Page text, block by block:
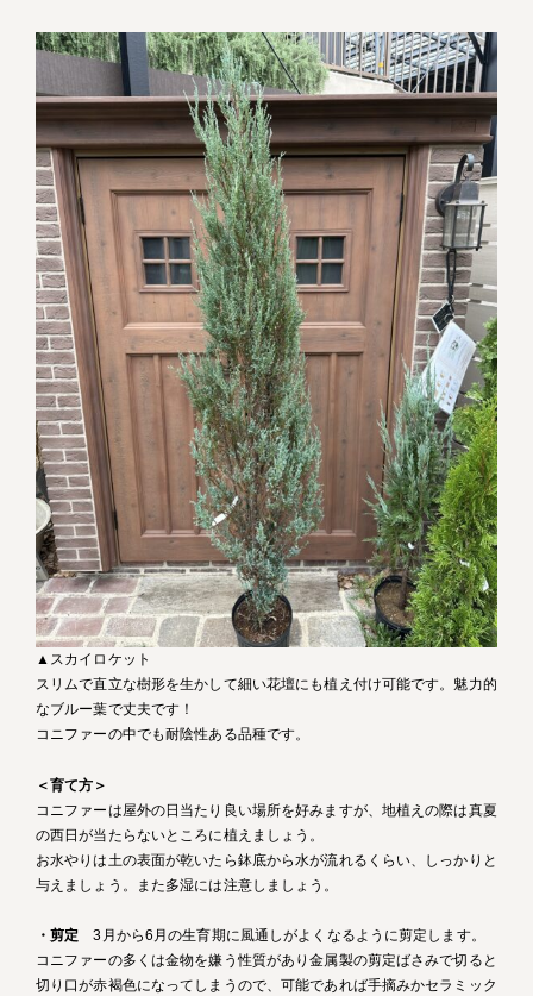
▲スカイロケット
スリムで直立な樹形を生かして細い花壇にも植え付け可能です。魅力的
なブルー葉で丈夫です！
コニファーの中でも耐陰性ある品種です。
＜育て方＞
コニファーは屋外の日当たり良い場所を好みますが、地植えの際は真夏
の西日が当たらないところに植えましょう。
お水やりは土の表面が乾いたら鉢底から水が流れるくらい、しっかりと
与えましょう。また多湿には注意しましょう。
・剪定 3月から6月の生育期に風通しがよくなるように剪定します。
コニファーの多くは金物を嫌う性質があり金属製の剪定ばさみで切ると
切り口が赤褐色になってしまうので、可能であれば手摘みかセラミック